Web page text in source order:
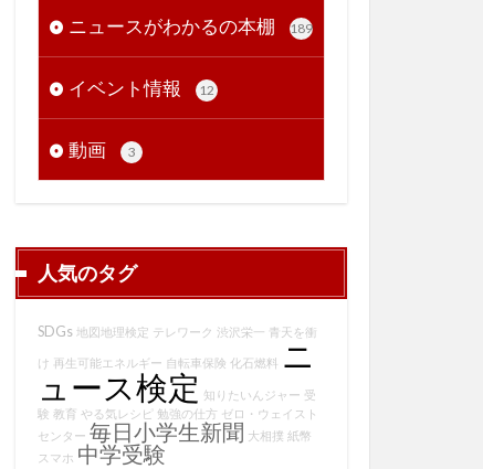
ニュースがわかるの本棚 189
イベント情報 12
動画 3
人気のタグ
SDGs 地図地理検定 テレワーク 渋沢栄一 青天を衝
け 再生可能エネルギー 自転車保険 化石燃料 ニ
ュース検定 知りたいんジャー 受
験 教育 やる気レシピ 勉強の仕方 ゼロ・ウェイスト
センター 毎日小学生新聞 大相撲 紙幣
スマホ 中学受験